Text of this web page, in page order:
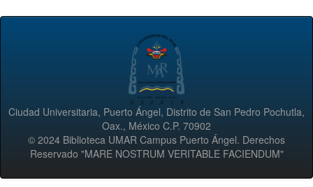
Ciudad Universitaria, Puerto Ángel, Distrito de San Pedro Pochutla,
Oax., México C.P. 70902
© 2024 Biblioteca UMAR Campus Puerto Ángel. Derechos
Reservado "MARE NOSTRUM VERITABLE FACIENDUM"